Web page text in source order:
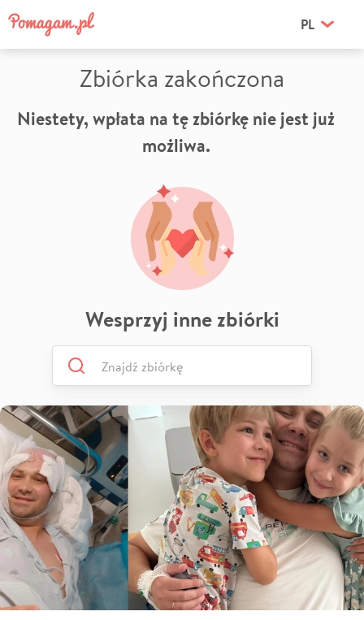
PL
Zbiórka zakończona
Niestety, wpłata na tę zbiórkę nie jest już
możliwa.
Wesprzyj inne zbiórki